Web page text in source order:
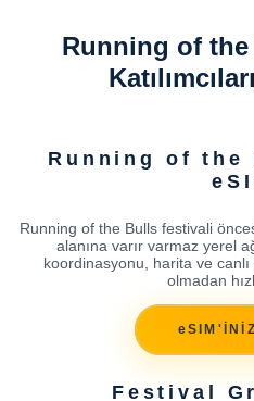
Running of
Running of
Running of the Bulls festivali
alanına varır varmaz yerel
koordinasyonu, harita ve
olmadan
Festival